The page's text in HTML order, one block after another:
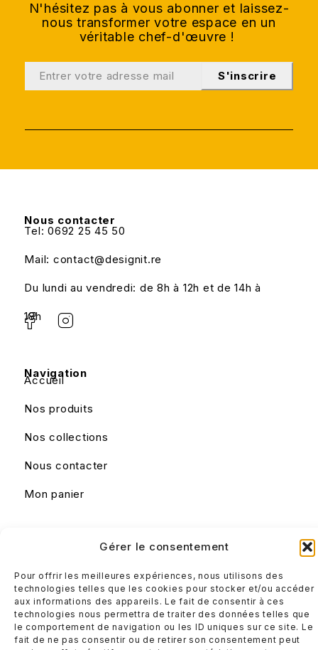
Gérer le consentement
Pour offrir les meilleures expériences, nous utilisons des
technologies telles que les cookies pour stocker et/ou accéder
aux informations des appareils. Le fait de consentir à ces
technologies nous permettra de traiter des données telles que
le comportement de navigation ou les ID uniques sur ce site. Le
fait de ne pas consentir ou de retirer son consentement peut
N'hésitez pas à vous abonner et laissez-
nous transformer votre espace en un
véritable chef-d'œuvre !
S'inscrire
Nous contacter
Tel: 0692 25 45 50
Mail: contact@designit.re
Du lundi au vendredi: de 8h à 12h et de 14h à
18h
Navigation
Accueil
Nos produits
Nos collections
Nous contacter
Mon panier
Mentions légales
Conditions générales de ventes